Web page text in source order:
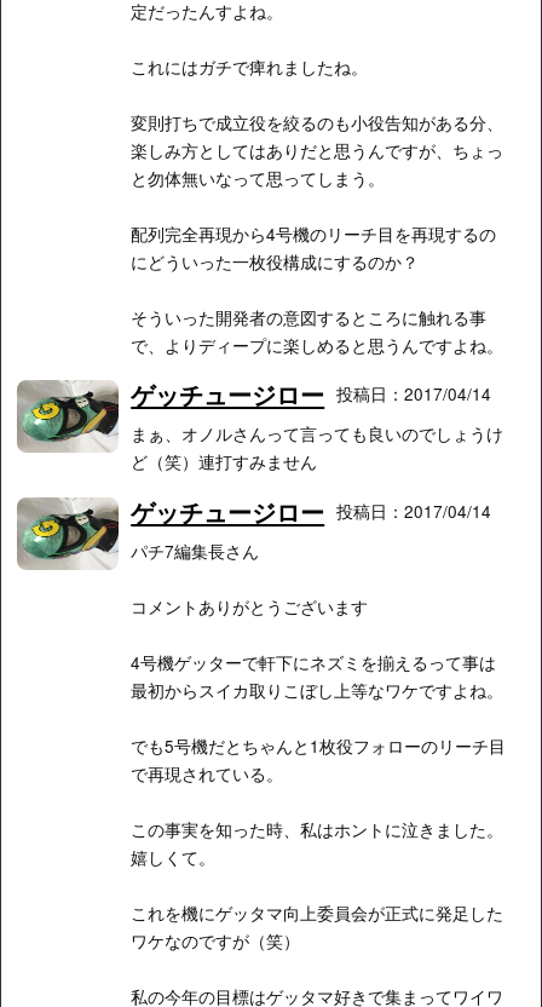
定だったんすよね。
これにはガチで痺れましたね。
変則打ちで成立役を絞るのも小役告知がある分、
楽しみ方としてはありだと思うんですが、ちょっ
と勿体無いなって思ってしまう。
配列完全再現から4号機のリーチ目を再現するの
にどういった一枚役構成にするのか？
そういった開発者の意図するところに触れる事
で、よりディープに楽しめると思うんですよね。
ゲッチュージロー 投稿日：2017/04/14
まぁ、オノルさんって言っても良いのでしょうけ
ど（笑）連打すみません
ゲッチュージロー 投稿日：2017/04/14
パチ7編集長さん
コメントありがとうございます
4号機ゲッターで軒下にネズミを揃えるって事は
最初からスイカ取りこぼし上等なワケですよね。
でも5号機だとちゃんと1枚役フォローのリーチ目
で再現されている。
この事実を知った時、私はホントに泣きました。
嬉しくて。
これを機にゲッタマ向上委員会が正式に発足した
ワケなのですが（笑）
私の今年の目標はゲッタマ好きで集まってワイワ